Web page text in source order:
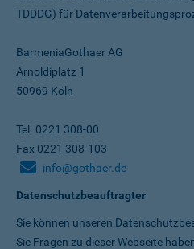
TDDDG) für
BarmeniaGothaer AG
Arnoldiplatz 1
50969 Köln
Tel. 0221 308-00
Fax 0221 308-103
info@gothaer.de
Datenschutzbeauftragter
Sie können unseren
Sie Fragen zu dieser Webseite